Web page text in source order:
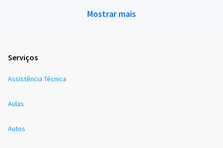
Mostrar mais
Serviços
Assistência Técnica
Aulas
Autos